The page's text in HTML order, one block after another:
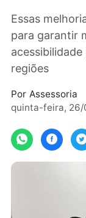
Essas
para
regiões
quinta-feira,